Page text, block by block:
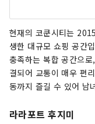
현재의 코쿤시티는
생한 대규모 쇼핑 공간
충족하는 복합 공간으
결되어 교통이 매우 편
동까지 즐길 수 있어 남
라라포트 후지미